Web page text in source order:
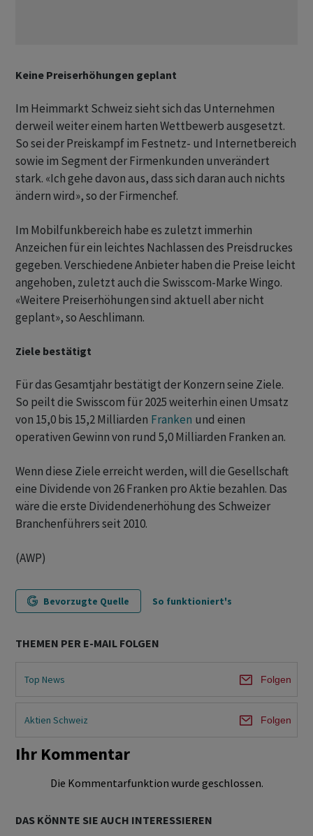
Keine Preiserhöhungen geplant
Im Heimmarkt Schweiz sieht sich das Unternehmen
derweil weiter einem harten Wettbewerb ausgesetzt.
So sei der Preiskampf im Festnetz- und Internetbereich
sowie im Segment der Firmenkunden unverändert
stark. «Ich gehe davon aus, dass sich daran auch nichts
ändern wird», so der Firmenchef.
Im Mobilfunkbereich habe es zuletzt immerhin
Anzeichen für ein leichtes Nachlassen des Preisdruckes
gegeben. Verschiedene Anbieter haben die Preise leicht
angehoben, zuletzt auch die Swisscom-Marke Wingo.
«Weitere Preiserhöhungen sind aktuell aber nicht
geplant», so Aeschlimann.
Ziele bestätigt
Für das Gesamtjahr bestätigt der Konzern seine Ziele.
So peilt die Swisscom für 2025 weiterhin einen Umsatz
von 15,0 bis 15,2 Milliarden Franken und einen
operativen Gewinn von rund 5,0 Milliarden Franken an.
Wenn diese Ziele erreicht werden, will die Gesellschaft
eine Dividende von 26 Franken pro Aktie bezahlen. Das
wäre die erste Dividendenerhöhung des Schweizer
Branchenführers seit 2010.
(AWP)
Bevorzugte Quelle So funktioniert's
THEMEN PER E-MAIL FOLGEN
Top News Folgen
Aktien Schweiz Folgen
Ihr Kommentar
Die Kommentarfunktion wurde geschlossen.
DAS KÖNNTE SIE AUCH INTERESSIEREN